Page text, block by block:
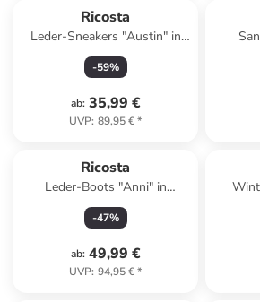
Ricosta
Leder-Sneakers "Austin" in
Grau
-59%
ab: 35,99 €
UVP: 89,95 €*
Ricosta
Leder-Boots "Anni" in
Schwarz/ Bunt
-47%
ab: 49,99 €
UVP: 94,95 €*